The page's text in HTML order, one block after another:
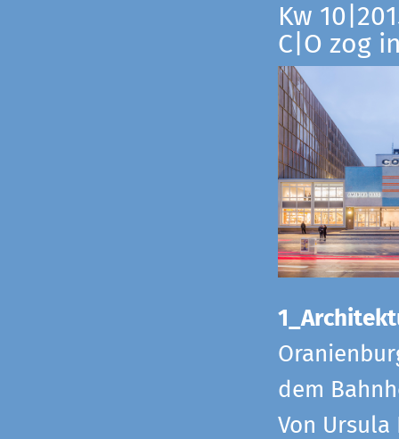
Kw
C|O zog
dem
Von Ursula